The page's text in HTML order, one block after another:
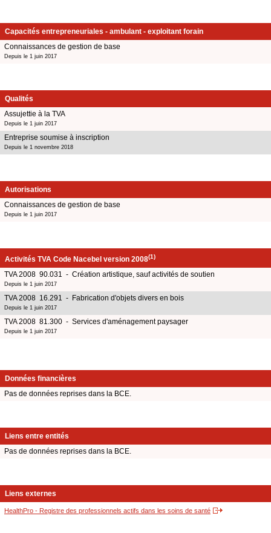
Capacités entrepreneuriales - ambulant - exploitant forain
Connaissances de gestion de base
Depuis le 1 juin 2017
Qualités
Assujettie à la TVA
Depuis le 1 juin 2017
Entreprise soumise à inscription
Depuis le 1 novembre 2018
Autorisations
Connaissances de gestion de base
Depuis le 1 juin 2017
Activités TVA Code Nacebel version 2008(1)
TVA 2008 90.031 - Création artistique, sauf activités de soutien
Depuis le 1 juin 2017
TVA 2008 16.291 - Fabrication d'objets divers en bois
Depuis le 1 juin 2017
TVA 2008 81.300 - Services d'aménagement paysager
Depuis le 1 juin 2017
Données financières
Pas de données reprises dans la BCE.
Liens entre entités
Pas de données reprises dans la BCE.
Liens externes
HealthPro - Registre des professionnels actifs dans les soins de santé